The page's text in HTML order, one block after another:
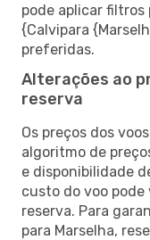
pode aplicar filtros
{Calvipara
preferidas.
Alterações ao
reserva
Os preços dos
algoritmo de
e disponibilidade
custo do voo
reserva. Para
para Marselha,